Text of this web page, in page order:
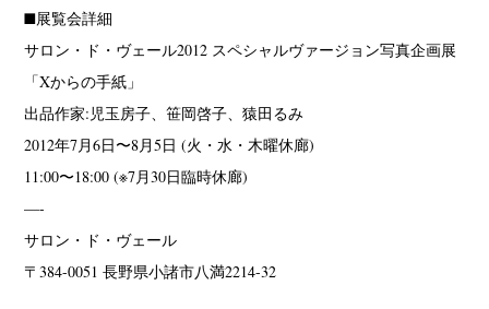
■展覧会詳細
サロン・ド・ヴェール2012 スペシャルヴァージョン写真企画展
「Xからの手紙」
出品作家:児玉房子、笹岡啓子、猿田るみ
2012年7月6日〜8月5日 (火・水・木曜休廊)
11:00〜18:00 (※7月30日臨時休廊)
—-
サロン・ド・ヴェール
〒384-0051 長野県小諸市八満2214-32